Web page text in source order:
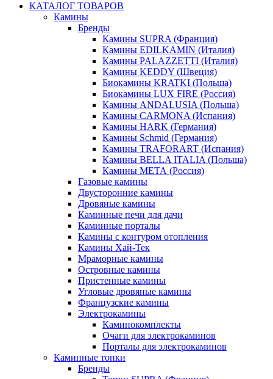
КАТАЛОГ ТОВАРОВ
Камины
Бренды
Камины SUPRA (Франция)
Камины EDILKAMIN (Италия)
Камины PALAZZETTI (Италия)
Камины KEDDY (Швеция)
Биокамины KRATKI (Польша)
Биокамины LUX FIRE (Россия)
Камины ANDALUSIA (Польша)
Камины CARMONA (Испания)
Камины HARK (Германия)
Камины Schmid (Германия)
Камины TRAFORART (Испания)
Камины BELLA ITALIA (Польша)
Камины МЕТА (Россия)
Газовые камины
Двусторонние камины
Дровяные камины
Каминные печи для дачи
Каминные порталы
Камины с контуром отопления
Камины Хай-Тек
Мраморные камины
Островные камины
Пристенные камины
Угловые дровяные камины
Французские камины
Электрокамины
Каминокомплекты
Очаги для электрокаминов
Порталы для электрокаминов
Каминные топки
Бренды